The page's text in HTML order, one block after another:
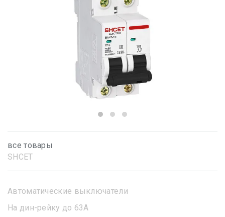
все товары
SHСET
Автоматические выключатели
На дин-рейку до 63А